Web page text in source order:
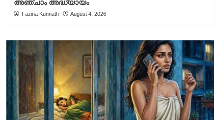
അഞ്ചാം അദ്ധ്യായം
Fazina Kunnath August 4, 2026